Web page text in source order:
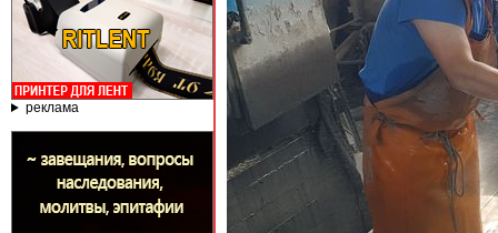
реклама